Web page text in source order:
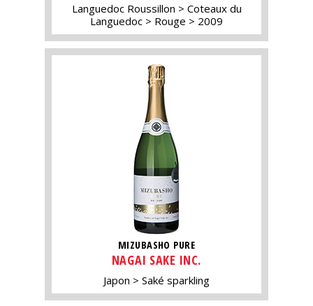
Languedoc Roussillon
Coteaux du
Languedoc
Rouge 2009
MIZUBASHO PURE
NAGAI SAKE INC.
Japon Saké sparkling